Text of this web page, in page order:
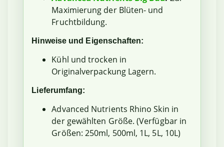
Maximierung der Blüten- und
Fruchtbildung.
Hinweise und Eigenschaften:
Kühl und trocken in
Originalverpackung Lagern.
Lieferumfang:
Advanced Nutrients Rhino Skin in
der gewählten Größe. (Verfügbar in
Größen: 250ml, 500ml, 1L, 5L, 10L)